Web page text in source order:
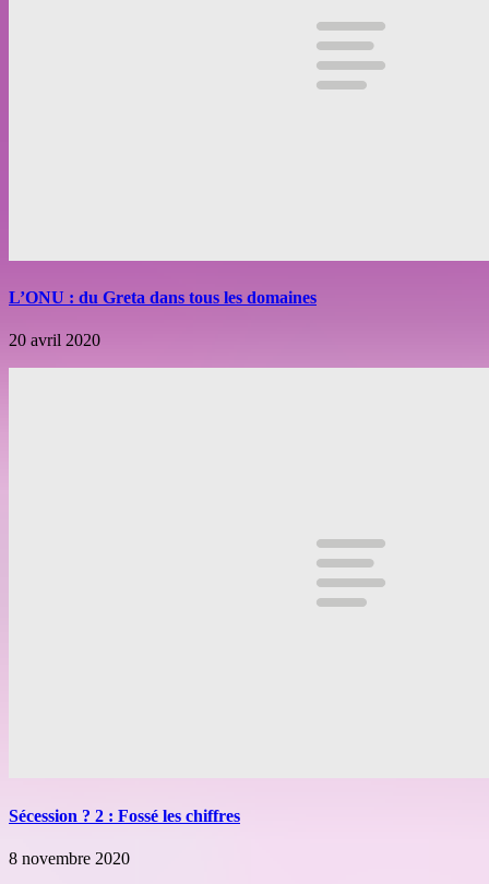
L’ONU : du Greta dans tous les domaines
20 avril 2020
Sécession ? 2 : Fossé les chiffres
8 novembre 2020